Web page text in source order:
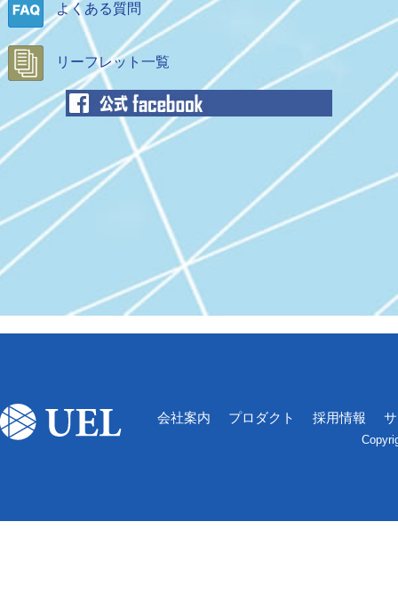
ン
ド
ウ
開
く
よくある質問
リーフレット一覧
ン
開
会社案内 プロダクト 採用情報